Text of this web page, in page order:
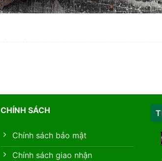
CHÍNH SÁCH
Chính sách bảo mật
Chính sách giao nhận